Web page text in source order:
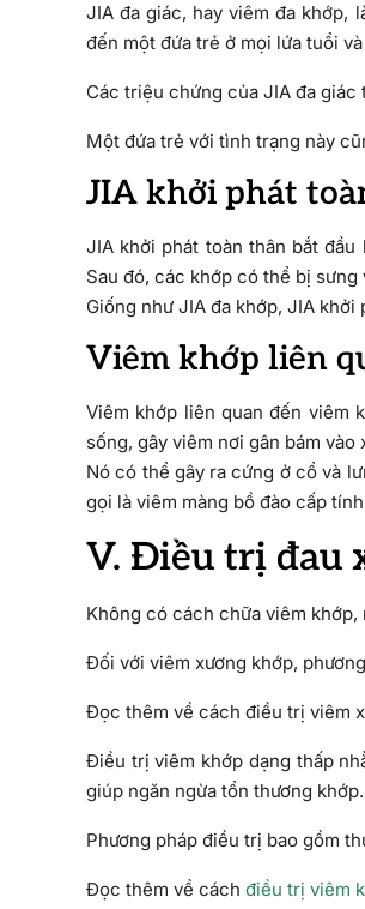
JIA đa giác, hay viêm đa khớp,
đến một đứa trẻ ở mọi lứa tuổi
Các triệu chứng của JIA đa
Một đứa trẻ với tình trạng này
JIA khởi phát
JIA khởi phát toàn thân bắt
Sau đó, các khớp có thể bị sưng
Giống như JIA đa khớp, JIA
Viêm khớp liên
Viêm khớp liên quan đến viêm
sống, gây viêm nơi gân bám vào
Nó có thể gây ra cứng ở cổ và
gọi là viêm màng bồ đào cấp
V. Điều trị đau
Không có cách chữa viêm
Đối với viêm xương khớp,
Đọc thêm về cách điều trị viêm
Điều trị viêm khớp dạng thấp
giúp ngăn ngừa tổn thương khớp.
Phương pháp điều trị bao gồm
Đọc thêm về cách điều trị viêm